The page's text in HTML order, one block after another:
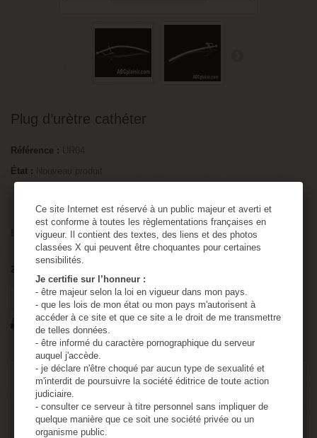
Plug d’urètre cathéter
Référence :
État :
Plug d’urètre cathéter
Envoi et colis discret. Etiquette d'expédition et colis anonymes.
2
Tweet Partager Google+ Pinterest
Imprimer
20,64 €TTC
Quantité
Ce site Internet est réservé à un public majeur et averti et
est conforme à toutes les règlementations françaises en
vigueur. Il contient des textes, des liens et des photos
classées X qui peuvent être choquantes pour certaines
sensibilités.
Je certifie sur l’honneur :
- être majeur selon la loi en vigueur dans mon pays.
- que les lois de mon état ou mon pays m'autorisent à
accéder à ce site et que ce site a le droit de me transmettre
de telles données.
- être informé du caractère pornographique du serveur
auquel j'accède.
- je déclare n'être choqué par aucun type de sexualité et
m'interdit de poursuivre la société éditrice de toute action
judiciaire.
- consulter ce serveur à titre personnel sans impliquer de
quelque manière que ce soit une société privée ou un
organisme public.